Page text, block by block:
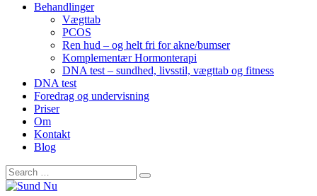
Behandlinger
Vægttab
PCOS
Ren hud – og helt fri for akne/bumser
Komplementær Hormonterapi
DNA test – sundhed, livsstil, vægttab og fitness
DNA test
Foredrag og undervisning
Priser
Om
Kontakt
Blog